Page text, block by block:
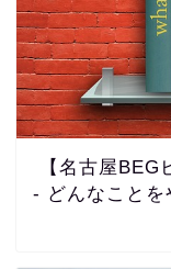
【名古屋BEG
- どんなことを